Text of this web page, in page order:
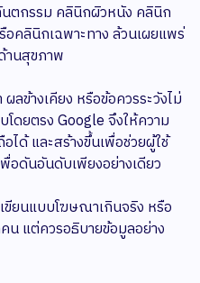
นตกรรม คลินิกผิวหนัง คลินิก
คลินิกเฉพาะทาง ล้วนเผยแพร่
านสุขภาพ
ลข้างเคียง หรือข้อควรระวังไม่
ดยตรง Google จึงให้ความ
ได้ และสร้างขึ้นเพื่อช่วยผู้ใช้
อดันอันดับเพียงอย่างเดียว
ยนแบบโฆษณาเกินจริง หรือ
น แต่ควรอธิบายข้อมูลอย่าง